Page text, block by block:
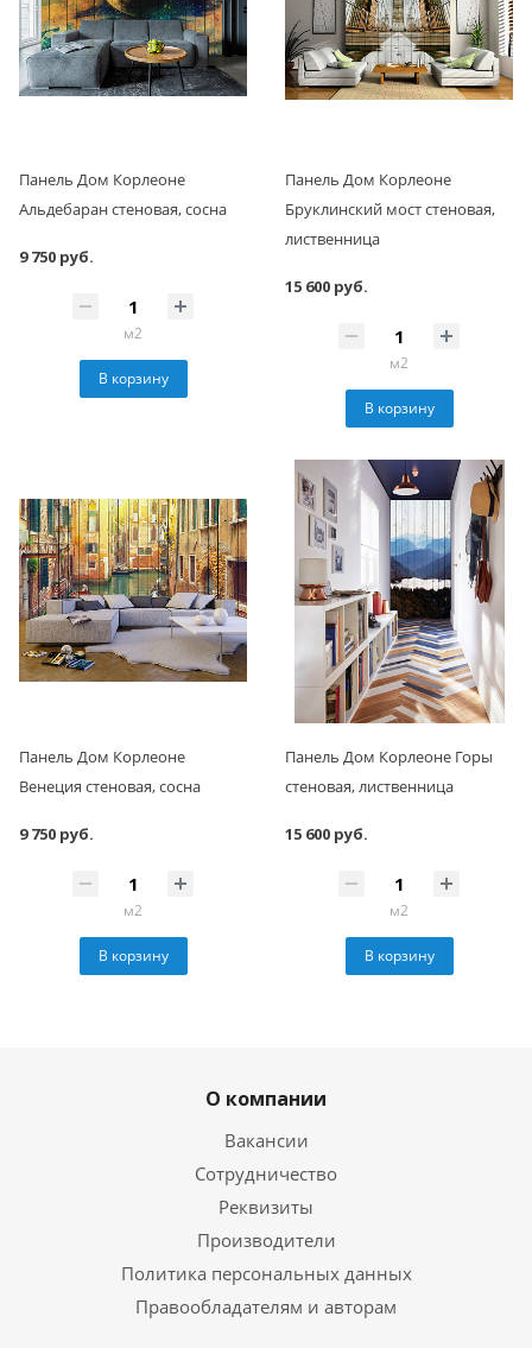
Панель Дом Корлеоне
Альдебаран стеновая, сосна
9 750 руб.
м2
В корзину
Панель Дом Корлеоне
Бруклинский мост стеновая,
лиственница
15 600 руб.
м2
В корзину
Панель Дом Корлеоне
Венеция стеновая, сосна
9 750 руб.
м2
В корзину
Панель Дом Корлеоне Горы
стеновая, лиственница
15 600 руб.
м2
В корзину
О компании
Вакансии
Сотрудничество
Реквизиты
Производители
Политика персональных данных
Правообладателям и авторам